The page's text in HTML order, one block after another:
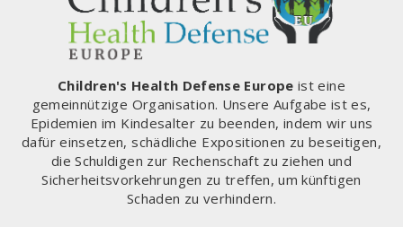
Children's Health Defense Europe ist eine
gemeinnützige Organisation. Unsere Aufgabe ist es,
Epidemien im Kindesalter zu beenden, indem wir uns
dafür einsetzen, schädliche Expositionen zu beseitigen,
die Schuldigen zur Rechenschaft zu ziehen und
Sicherheitsvorkehrungen zu treffen, um künftigen
Schaden zu verhindern.